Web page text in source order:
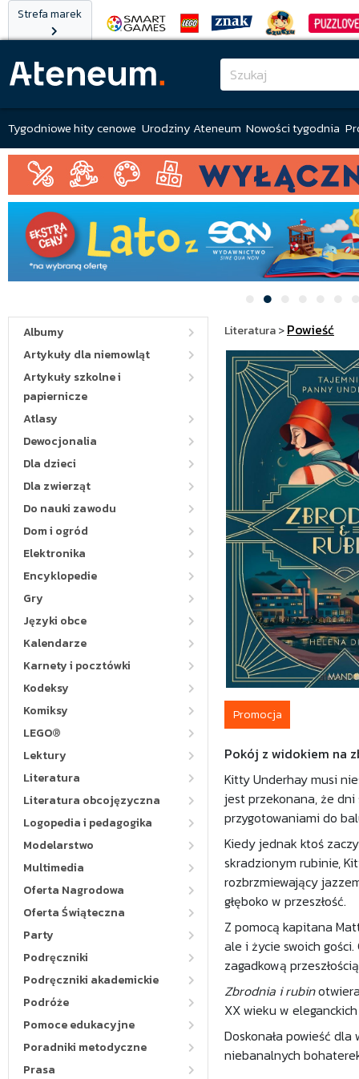
Strefa marek
Tygodniowe hity cenowe Urodziny Ateneum Nowości tygodnia
Albumy
Artykuły dla niemowląt
Artykuły szkolne i
papiernicze
Atlasy
Dewocjonalia
Dla dzieci
Dla zwierząt
Do nauki zawodu
Dom i ogród
Elektronika
Encyklopedie
Gry
Języki obce
Kalendarze
Karnety i pocztówki
Kodeksy
Komiksy
LEGO®
Lektury
Literatura
Literatura obcojęzyczna
Logopedia i pedagogika
Modelarstwo
Multimedia
Oferta Nagrodowa
Oferta Świąteczna
Party
Podręczniki
Podręczniki akademickie
Podróże
Pomoce edukacyjne
Poradniki metodyczne
Prasa
Literatura>Powieść
Promocja
Pokój z widokiem na
Kitty Underhay musi
jest przekonana, że
przygotowaniami do
Kiedy jednak ktoś
skradzionym rubinie,
rozbrzmiewający
głęboko w przeszłość.
Z pomocą kapitana
ale i życie swoich
zagadkową
Zbrodnia i rubin
XX wieku w
Doskonała powieść
niebanalnych